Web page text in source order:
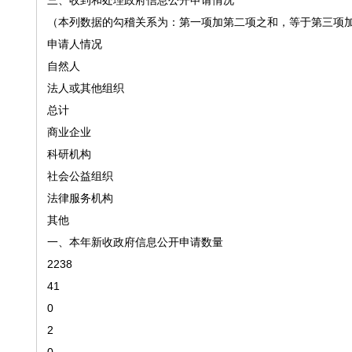
（本列数据的勾稽关系为：第一项加第二项之和，等于第三项
申请人情况
自然人
法人或其他组织
总计
商业企业
科研机构
社会公益组织
法律服务机构
其他
一、本年新收政府信息公开申请数量
2238
41
0
2